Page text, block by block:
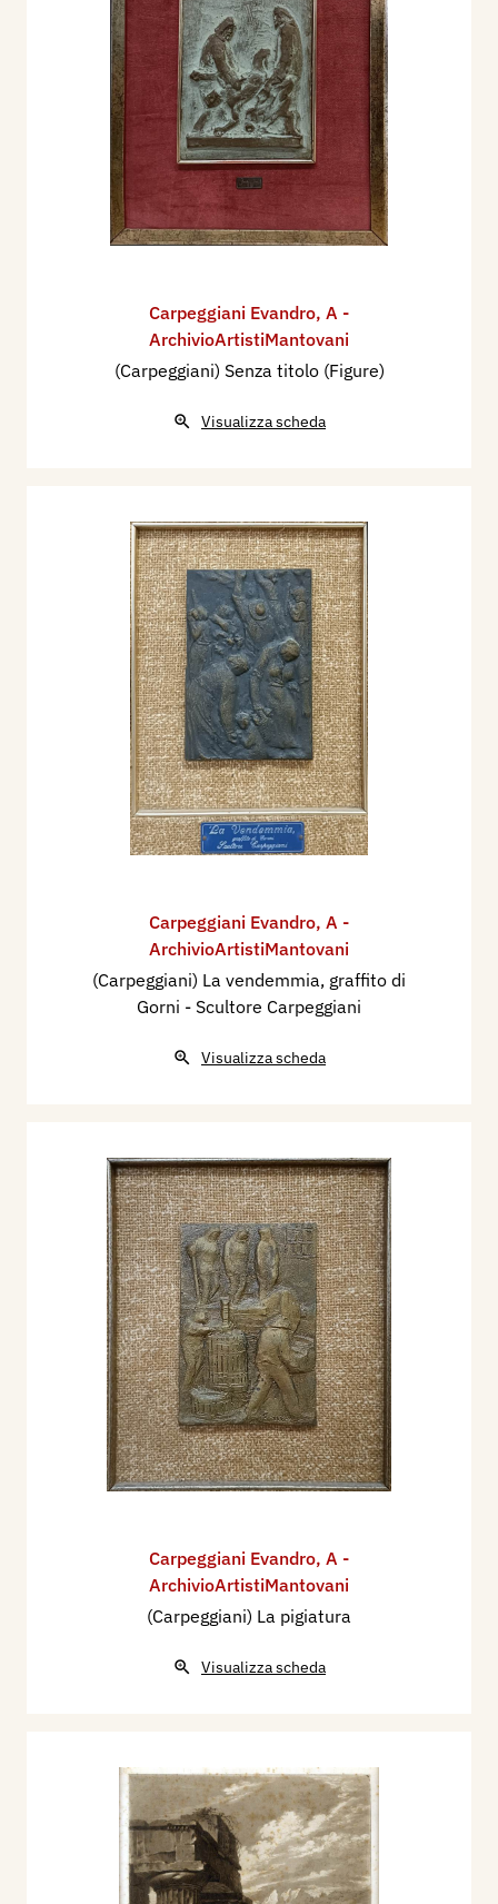
Carpeggiani Evandro, A -
ArchivioArtistiMantovani
(Carpeggiani) Senza titolo (Figure)
Visualizza scheda
Carpeggiani Evandro, A -
ArchivioArtistiMantovani
(Carpeggiani) La vendemmia, graffito di
Gorni - Scultore Carpeggiani
Visualizza scheda
Carpeggiani Evandro, A -
ArchivioArtistiMantovani
(Carpeggiani) La pigiatura
Visualizza scheda